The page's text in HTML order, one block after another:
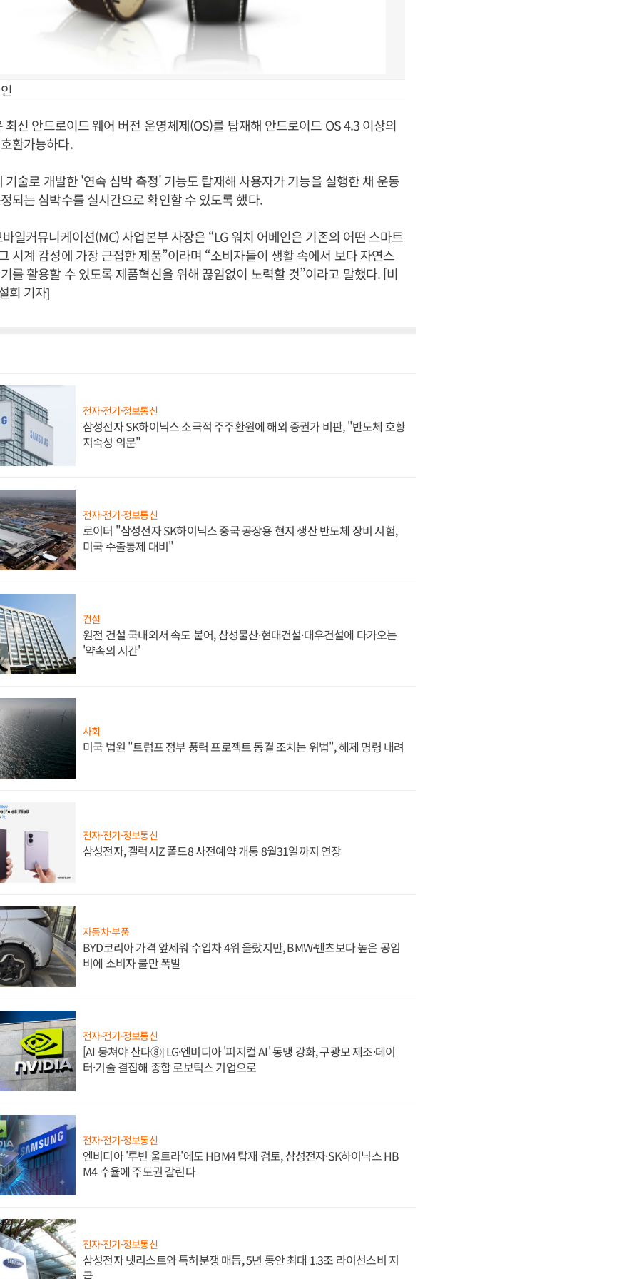
최신 안드로이드 웨어 버전 운영체제(OS)를 탑재해 안드로이드 OS 4.3 이상의
환가능하다.
기술로 개발한 '연속 심박 측정' 기능도 탑재해 사용자가 기능을 실행한 채 운동
되는 심박수를 실시간으로 확인할 수 있도록 했다.
일커뮤니케이션(MC) 사업본부 사장은 “LG 워치 어베인은 기존의 어떤 스마트
시계 감성에 가장 근접한 제품”이라며 “소비자들이 생활 속에서 보다 자연스
를 활용할 수 있도록 제품혁신을 위해 끊임없이 노력할 것”이라고 말했다. [비
희 기자]
전자·전기·정보통신
삼성전자 SK하이닉스 소극적 주주환원에 해외 증권가 비판, "반도체 호황
지속성 의문"
전자·전기·정보통신
로이터 "삼성전자 SK하이닉스 중국 공장용 현지 생산 반도체 장비 시험,
미국 수출통제 대비"
건설
원전 건설 국내외서 속도 붙어, 삼성물산·현대건설·대우건설에 다가오는
'약속의 시간'
사회
미국 법원 "트럼프 정부 풍력 프로젝트 동결 조치는 위법", 해제 명령 내려
전자·전기·정보통신
삼성전자, 갤럭시Z 폴드8 사전예약 개통 8월31일까지 연장
자동차·부품
BYD코리아 가격 앞세워 수입차 4위 올랐지만, BMW·벤츠보다 높은 공임
비에 소비자 불만 폭발
전자·전기·정보통신
[AI 뭉쳐야 산다⑧] LG·엔비디아 '피지컬 AI' 동맹 강화, 구광모 제조·데이
터·기술 결집해 종합 로보틱스 기업으로
전자·전기·정보통신
엔비디아 '루빈 울트라'에도 HBM4 탑재 검토, 삼성전자·SK하이닉스 HB
M4 수율에 주도권 갈린다
전자·전기·정보통신
삼성전자 넷리스트와 특허분쟁 매듭, 5년 동안 최대 1.3조 라이선스비 지
급